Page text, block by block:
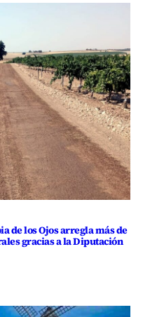
de los Ojos arregla más de
gracias a la Diputación